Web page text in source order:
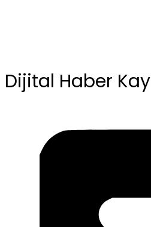
Dijital Haber